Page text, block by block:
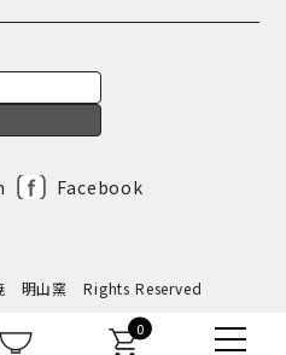
0
Facebook
明山窯 Rights Reserved